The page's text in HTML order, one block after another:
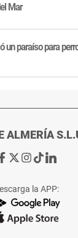
Mar
un paraíso para
ALMERÍA
Ir
de
La
Voz
Ir
de
La
Voz
Ir
de
La
Voz
Ir
de
La
Voz
Ir
de
La
Voz
la APP: